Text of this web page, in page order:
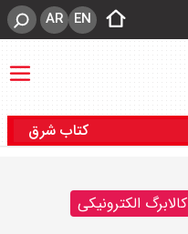
EN
AR
کتاب شرق
کالابرگ الکترونیکی